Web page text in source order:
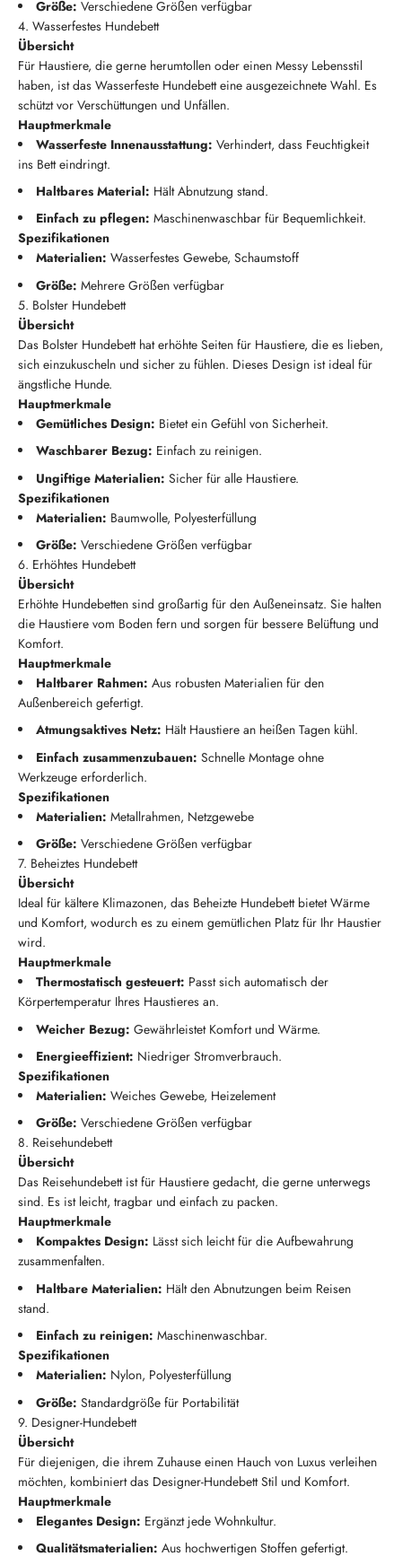
Größe: Verschiedene Größen verfügbar
4. Wasserfestes Hundebett
Übersicht
Für Haustiere, die gerne herumtollen oder einen Messy Lebensstil
haben, ist das Wasserfeste Hundebett eine ausgezeichnete Wahl. Es
schützt vor Verschüttungen und Unfällen.
Hauptmerkmale
Wasserfeste Innenausstattung: Verhindert, dass Feuchtigkeit
ins Bett eindringt.
Haltbares Material: Hält Abnutzung stand.
Einfach zu pflegen: Maschinenwaschbar für Bequemlichkeit.
Spezifikationen
Materialien: Wasserfestes Gewebe, Schaumstoff
Größe: Mehrere Größen verfügbar
5. Bolster Hundebett
Übersicht
Das Bolster Hundebett hat erhöhte Seiten für Haustiere, die es lieben,
sich einzukuscheln und sicher zu fühlen. Dieses Design ist ideal für
ängstliche Hunde.
Hauptmerkmale
Gemütliches Design: Bietet ein Gefühl von Sicherheit.
Waschbarer Bezug: Einfach zu reinigen.
Ungiftige Materialien: Sicher für alle Haustiere.
Spezifikationen
Materialien: Baumwolle, Polyesterfüllung
Größe: Verschiedene Größen verfügbar
6. Erhöhtes Hundebett
Übersicht
Erhöhte Hundebetten sind großartig für den Außeneinsatz. Sie halten
die Haustiere vom Boden fern und sorgen für bessere Belüftung und
Komfort.
Hauptmerkmale
Haltbarer Rahmen: Aus robusten Materialien für den
Außenbereich gefertigt.
Atmungsaktives Netz: Hält Haustiere an heißen Tagen kühl.
Einfach zusammenzubauen: Schnelle Montage ohne
Werkzeuge erforderlich.
Spezifikationen
Materialien: Metallrahmen, Netzgewebe
Größe: Verschiedene Größen verfügbar
7. Beheiztes Hundebett
Übersicht
Ideal für kältere Klimazonen, das Beheizte Hundebett bietet Wärme
und Komfort, wodurch es zu einem gemütlichen Platz für Ihr Haustier
wird.
Hauptmerkmale
Thermostatisch gesteuert: Passt sich automatisch der
Körpertemperatur Ihres Haustieres an.
Weicher Bezug: Gewährleistet Komfort und Wärme.
Energieeffizient: Niedriger Stromverbrauch.
Spezifikationen
Materialien: Weiches Gewebe, Heizelement
Größe: Verschiedene Größen verfügbar
8. Reisehundebett
Übersicht
Das Reisehundebett ist für Haustiere gedacht, die gerne unterwegs
sind. Es ist leicht, tragbar und einfach zu packen.
Hauptmerkmale
Kompaktes Design: Lässt sich leicht für die Aufbewahrung
zusammenfalten.
Haltbare Materialien: Hält den Abnutzungen beim Reisen
stand.
Einfach zu reinigen: Maschinenwaschbar.
Spezifikationen
Materialien: Nylon, Polyesterfüllung
Größe: Standardgröße für Portabilität
9. Designer-Hundebett
Übersicht
Für diejenigen, die ihrem Zuhause einen Hauch von Luxus verleihen
möchten, kombiniert das Designer-Hundebett Stil und Komfort.
Hauptmerkmale
Elegantes Design: Ergänzt jede Wohnkultur.
Qualitätsmaterialien: Aus hochwertigen Stoffen gefertigt.